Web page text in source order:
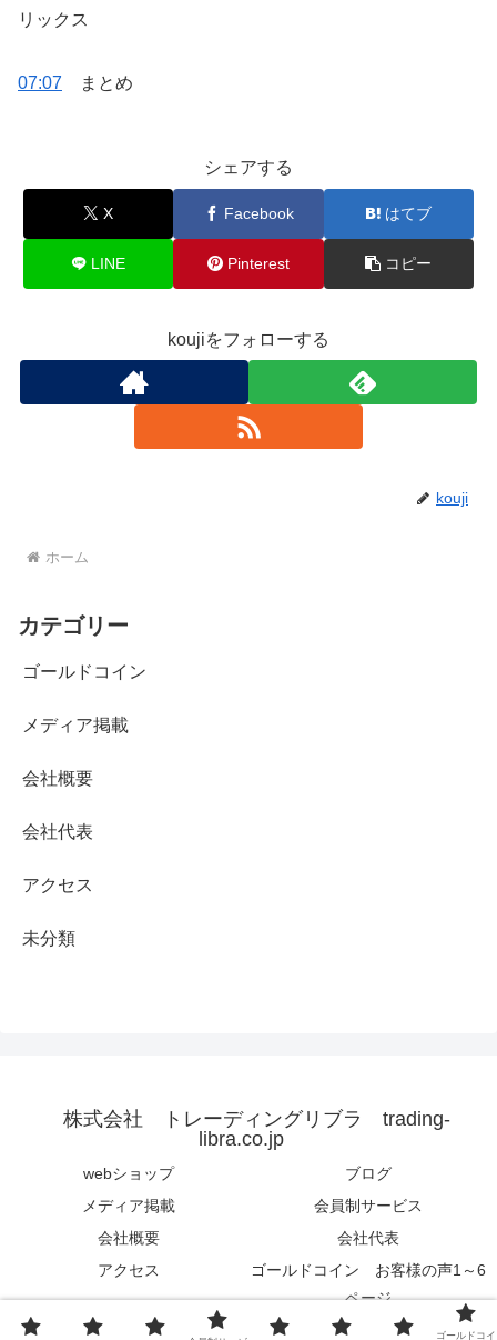
リックス
07:07 まとめ
シェアする
X Facebook はてブ
LINE Pinterest コピー
koujiをフォローする
kouji
ホーム
カテゴリー
ゴールドコイン
メディア掲載
会社概要
会社代表
アクセス
未分類
株式会社 トレーディングリブラ trading-
libra.co.jp
webショップ
ブログ
メディア掲載
会員制サービス
会社概要
会社代表
アクセス
ゴールドコイン お客様の声1～6
ページ
ゴールドコイ